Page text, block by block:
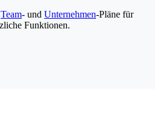
Team- und Unternehmen-Pläne für
Funktionen.